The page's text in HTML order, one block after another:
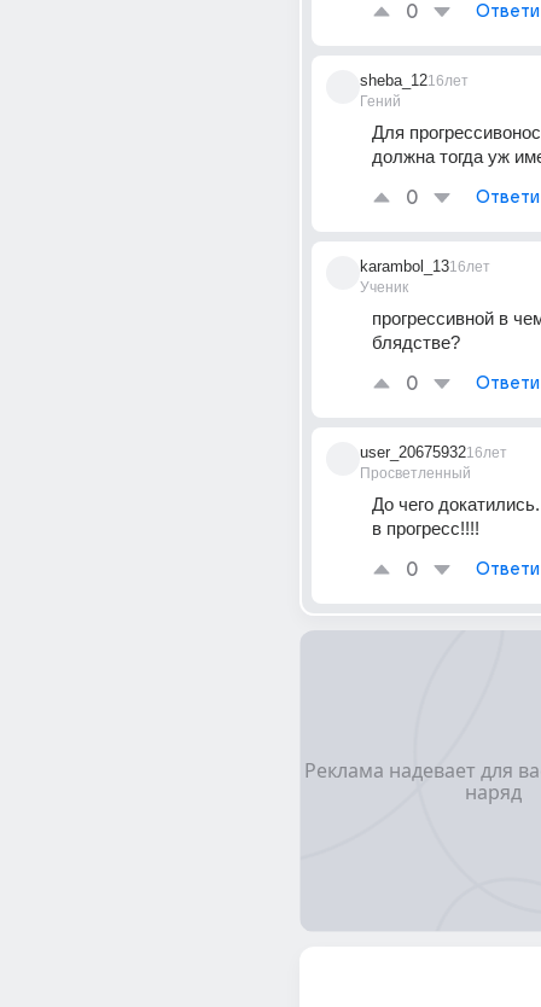
0
sheba_12
Гений
16лет
Для
должна тогда уж
0
karambol_13
Ученик
16лет
прогрессивной в
блядстве?
0
user_20675932
Просветленный
16лет
До чего
в прогресс!!!!
0